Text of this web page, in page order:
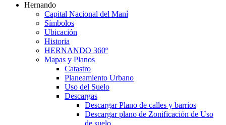
Hernando
Capital Nacional del Maní
Símbolos
Ubicación
Historia
HERNANDO 360º
Mapas y Planos
Catastro
Planeamiento Urbano
Uso del Suelo
Descargas
Descargar Plano de calles y barrios
Descargar plano de Zonificación de Uso
de suelo